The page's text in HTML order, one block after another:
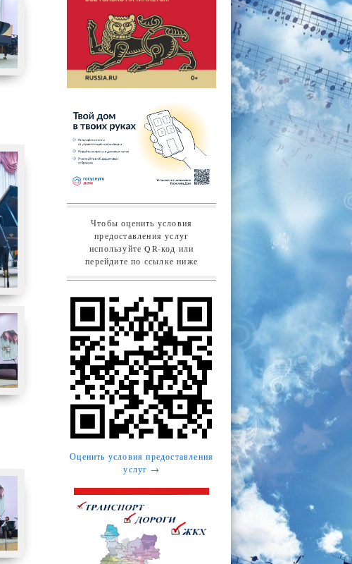
Чтобы оценить условия
предоставления услуг
используйте QR-код или
перейдите по ссылке ниже
Оценить условия предоставления
услуг →